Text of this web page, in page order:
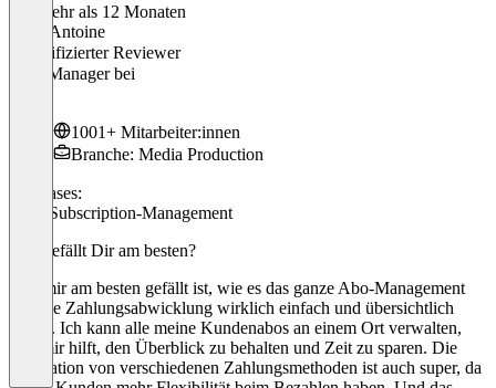
Vor mehr als 12 Monaten
Marc Antoine
Verifizierter Reviewer
SEO Managerbei
1001+ Mitarbeiter:innen
Branche: Media Production
Use cases:
Subscription-Management
Was gefällt Dir am besten?
Was mir am besten gefällt ist, wie es das ganze Abo-Management
und die Zahlungsabwicklung wirklich einfach und übersichtlich
macht. Ich kann alle meine Kundenabos an einem Ort verwalten,
was mir hilft, den Überblick zu behalten und Zeit zu sparen. Die
Integration von verschiedenen Zahlungsmethoden ist auch super, da